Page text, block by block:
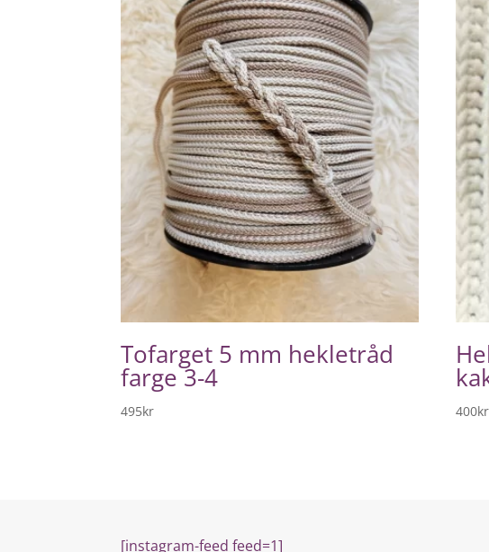
Tofarget 5 mm hekletråd
farge 3-4
495kr 400kr
[instagram-feed feed=1]